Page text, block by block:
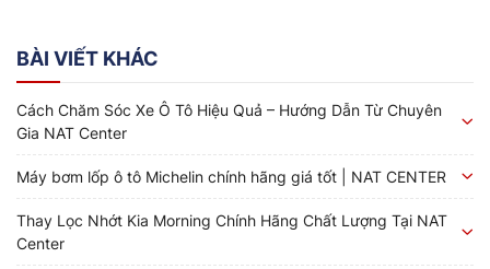
BÀI VIẾT KHÁC
Cách Chăm Sóc Xe Ô Tô Hiệu Quả – Hướng Dẫn Từ Chuyên
Gia NAT Center
Máy bơm lốp ô tô Michelin chính hãng giá tốt | NAT CENTER
Thay Lọc Nhớt Kia Morning Chính Hãng Chất Lượng Tại NAT
Center